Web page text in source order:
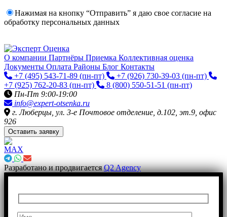
Нажимая на кнопку “Отправить” я даю свое согласие на
обработку персональных данных
О компании Партнёры Приемка Коллективная оценка
Документы Оплата Районы Блог Контакты
+7 (495) 543-71-89 (пн-пт) +7 (926) 730-39-03 (пн-пт)
+7 (925) 762-20-83 (пн-пт) 8 (800) 550-51-51 (пн-пт)
Пн-Пт 9:00-19:00
info@expert-otsenka.ru
г. Люберцы, ул. 3-е Почтовое отделение, д.102, эт.9, офис
926
Оставить заявку
Разработано и продвигаетсяQ2 Agency